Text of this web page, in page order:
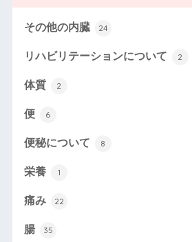
その他の内臓 24
リハビリテーションについて 2
体質 2
便 6
便秘について 8
栄養 1
痛み 22
腸 35